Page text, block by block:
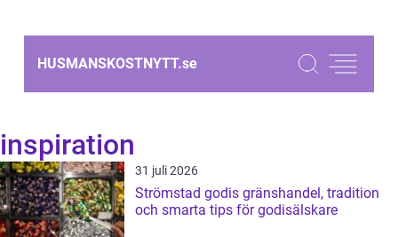
HUSMANSKOSTNYTT.se
inspiration
31 juli 2026
Strömstad godis gränshandel, tradition
och smarta tips för godisälskare